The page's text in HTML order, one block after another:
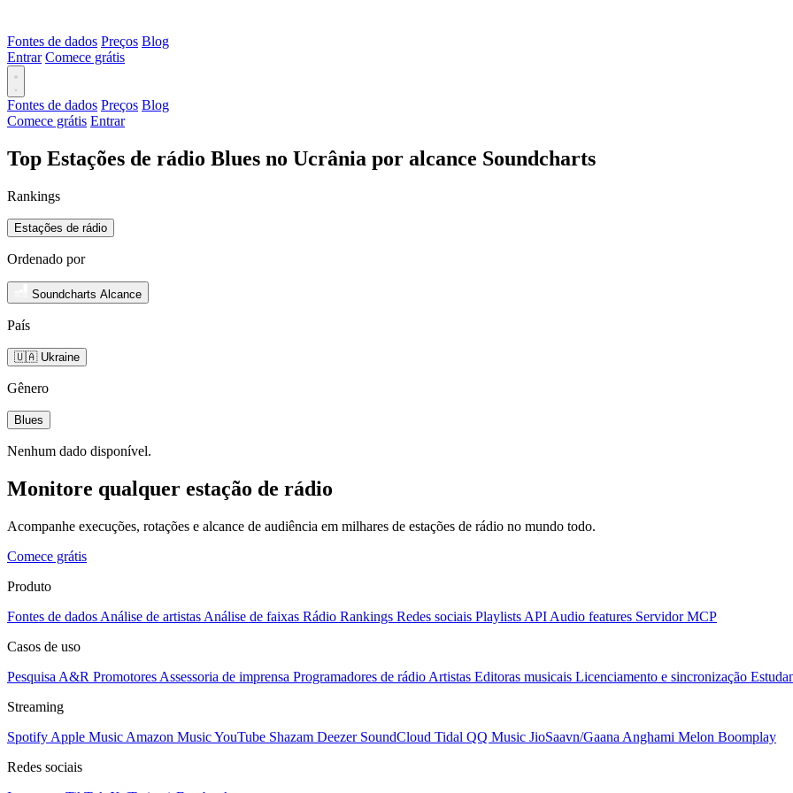
Fontes de dados Preços Blog
Entrar Comece grátis
Fontes de dados Preços Blog
Comece grátis Entrar
Top Estações de rádio Blues no Ucrânia por alcance Soundcharts
Rankings
Estações de rádio
Ordenado por
Soundcharts Alcance
País
🇺🇦 Ukraine
Gênero
Blues
Nenhum dado disponível.
Monitore qualquer estação de rádio
Acompanhe execuções, rotações e alcance de audiência em milhares de estações de rádio no mundo todo.
Comece grátis
Produto
Fontes de dados Análise de artistas Análise de faixas Rádio Rankings Redes sociais Playlists API Audio features Servidor MCP
Casos de uso
Pesquisa A&R Promotores Assessoria de imprensa Programadores de rádio Artistas Editoras musicais Licenciamento e sincronização
Streaming
Spotify Apple Music Amazon MusicYouTube Shazam Deezer SoundCloud Tidal QQ Music JioSaavn/Gaana Anghami Melon Boomplay
Redes sociais